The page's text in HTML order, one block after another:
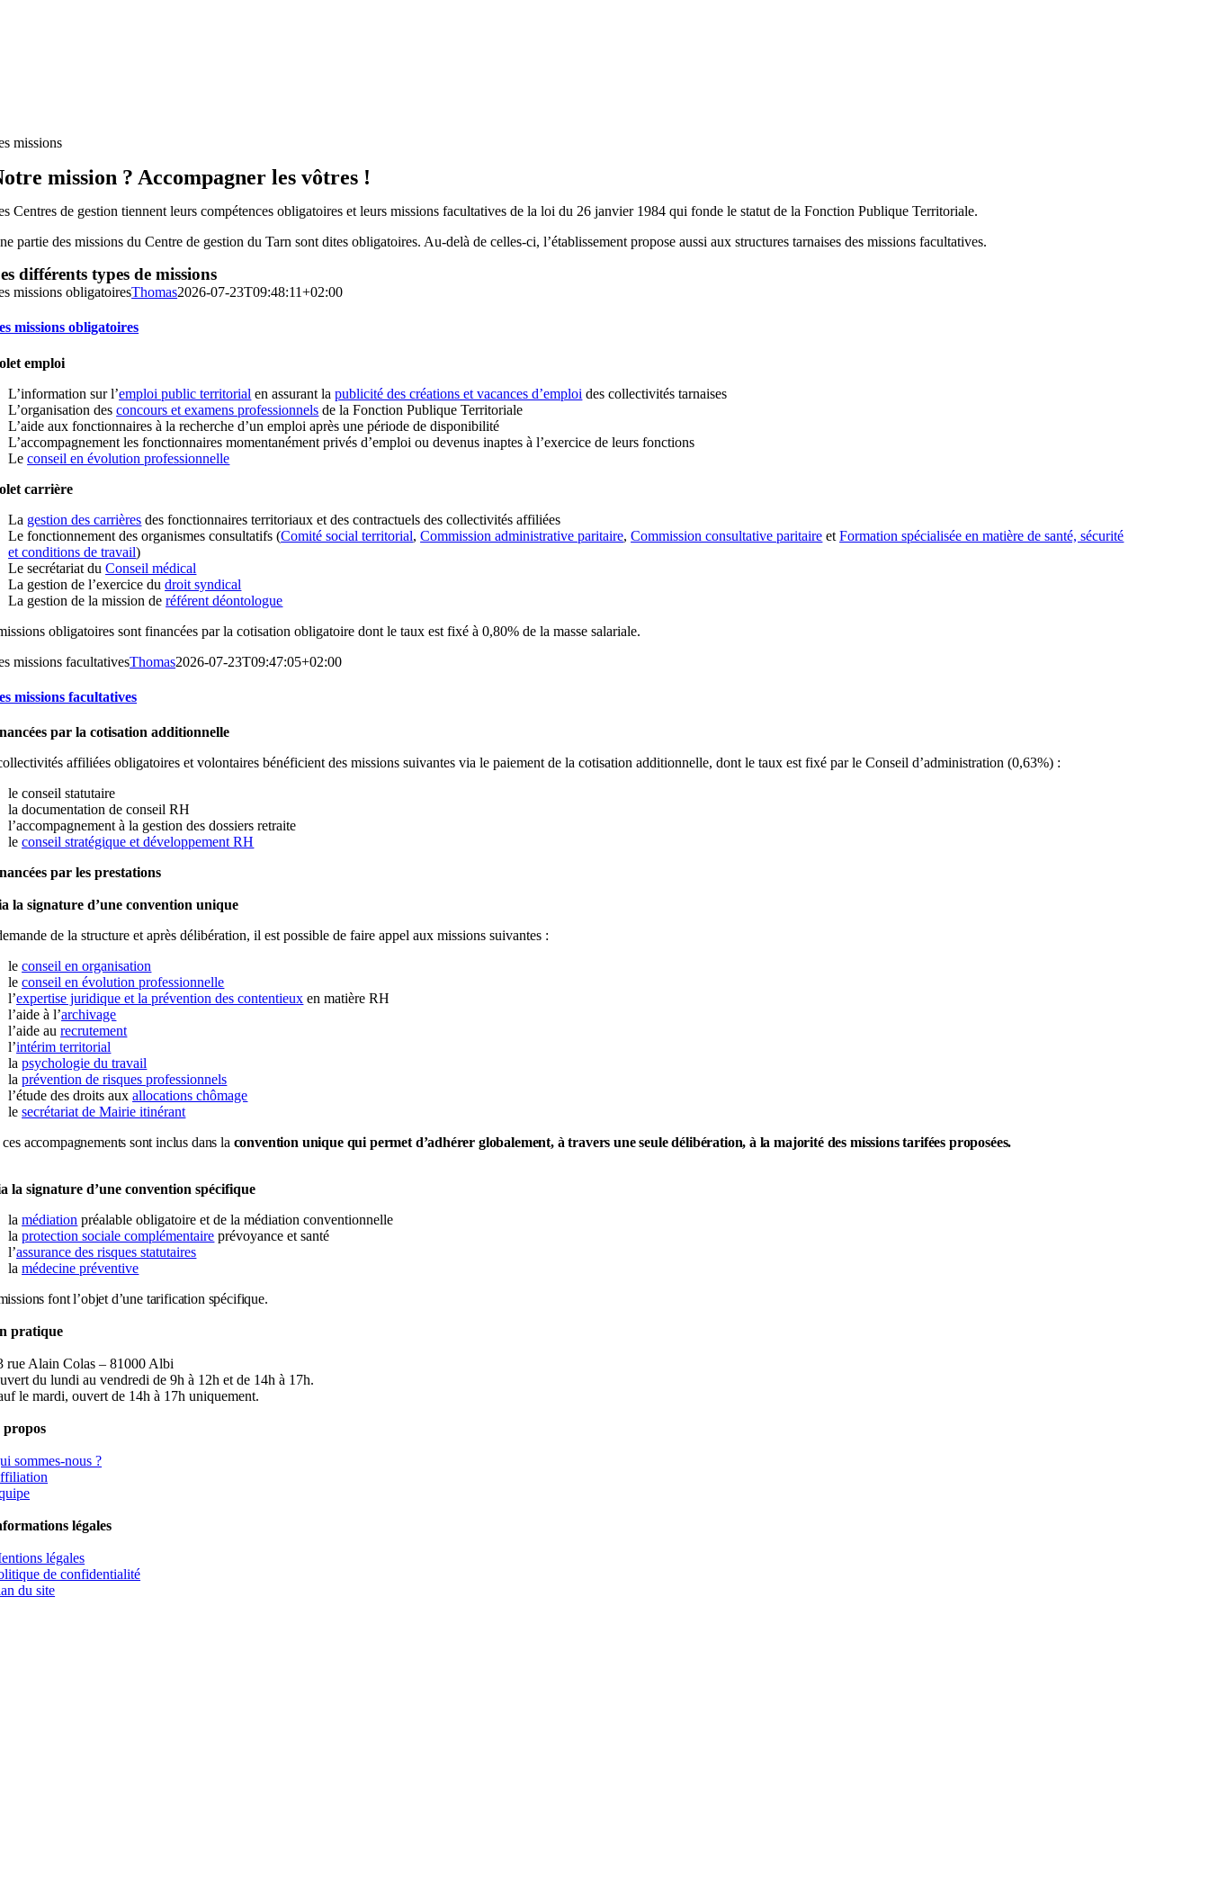
missions
mission ? Accompagner les vôtres !
Centres de gestion tiennent leurs compétences obligatoires et leurs missions facultatives de la loi du 26 janvier 1984 qui fonde le statut de la Fonction Publique Territoriale.
partie des missions du Centre de gestion du Tarn sont dites obligatoires. Au-delà de celles-ci, l’établissement propose aussi aux structures tarnaises des missions facultatives.
différents types de missions
missions obligatoiresThomas2026-07-23T09:48:11+02:00
missions obligatoires
emploi
L’information sur l’emploi public territorial en assurant lapublicité des créations et vacances d’emploi des collectivités tarnaises
L’organisation desconcours et examens professionnels de la Fonction Publique Territoriale
L’aide aux fonctionnaires à la recherche d’un emploi après une période de disponibilité
L’accompagnement les fonctionnaires momentanément privés d’emploi ou devenus inaptes à l’exercice de leurs fonctions
Leconseil en évolution professionnelle
carrière
La gestion des carrières des fonctionnaires territoriaux et des contractuels des collectivités affiliées
Le fonctionnement des organismes consultatifs (Comité social territorial,Commission administrative paritaire,Commission consultative paritaire etFormation spécialisée en matière de santé, sécurité
et conditions de travail)
Le secrétariat duConseil médical
La gestion de l’exercice dudroit syndical
La gestion de la mission deréférent déontologue
obligatoires sont financées par la cotisation obligatoire dont le taux estfixé à 0,80% de la masse salariale.
missions facultativesThomas2026-07-23T09:47:05+02:00
missions facultatives
par la cotisation additionnelle
affiliées obligatoires et volontaires bénéficient des missions suivantes via le paiement de la cotisation additionnelle, dont le taux est fixé par le Conseil d’administration (0,63%) :
le conseil statutaire
la documentation de conseil RH
l’accompagnement à la gestion des dossiers retraite
leconseil stratégique et développement RH
par les prestations
la signature d’une convention unique
de la structure et après délibération, il est possible de faire appel aux missions suivantes :
leconseil en organisation
leconseil en évolution professionnelle
l’expertise juridique et la prévention des contentieux en matière RH
l’aide à l’archivage
l’aide aurecrutement
l’intérim territorial
lapsychologie du travail
laprévention de risques professionnels
l’étude des droits auxallocations chômage
lesecrétariat de Mairie itinérant
accompagnements sont inclus dans la convention unique qui permet d’adhérer globalement, à travers une seule délibération, à la majorité des missions tarifées proposées.
la signature d’une convention spécifique
lamédiation préalable obligatoire et de la médiation conventionnelle
laprotection sociale complémentaire prévoyance et santé
l’assurance des risques statutaires
lamédecine préventive
font l’objet d’une tarification spécifique.
pratique
rue Alain Colas – 81000 Albi
du lundi au vendredi de 9h à 12h et de 14h à 17h.
le mardi, ouvert de 14h à 17h uniquement.
propos
sommes-nous ?
légales
légales
de confidentialité
du site